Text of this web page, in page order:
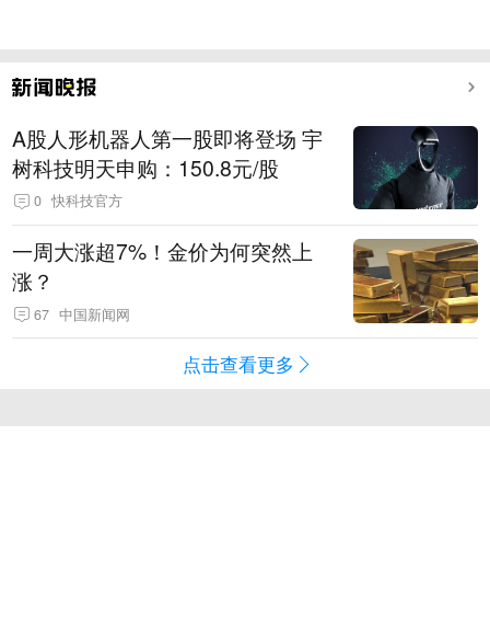
A股人形机器人第一股即将登场 宇
树科技明天申购：150.8元/股
0 快科技官方
一周大涨超7%！金价为何突然上
涨？
67 中国新闻网
点击查看更多